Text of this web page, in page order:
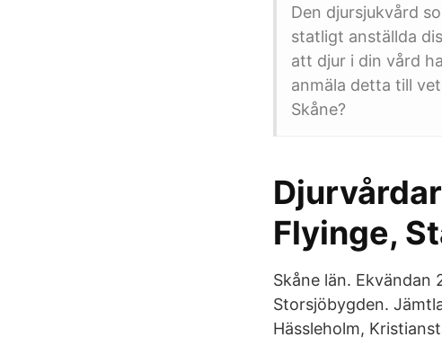
Den djursjukvård
statligt anställda
att djur i din vård
anmäla detta till
Skåne?
Flyinge,
Skåne län.
Storsjöbygden.
Hässleholm,